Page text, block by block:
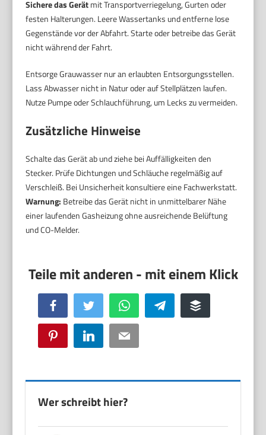
Sichere das Gerätmit Transportverriegelung, Gurten oder
festen Halterungen. Leere Wassertanks und entferne lose
Gegenstände vor der Abfahrt. Starte oder betreibe das Gerät
nicht während der Fahrt.
Entsorge Grauwasser nur an erlaubten Entsorgungsstellen.
Lass Abwasser nicht in Natur oder auf Stellplätzen laufen.
Nutze Pumpe oder Schlauchführung, um Lecks zu vermeiden.
Zusätzliche Hinweise
Schalte das Gerät ab und ziehe bei Auffälligkeiten den
Stecker. Prüfe Dichtungen und Schläuche regelmäßig auf
Verschleiß. Bei Unsicherheit konsultiere eine Fachwerkstatt.
Warnung: Betreibe das Gerät nicht in unmittelbarer Nähe
einer laufenden Gasheizung ohne ausreichende Belüftung
und CO-Melder.
Facebook Twitter WhatsApp Telegram Buffer
Pinterest LinkedIn Email
Wer schreibt hier?